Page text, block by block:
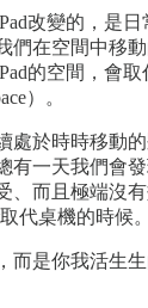
改變的，是
們在空間中移
的空間，會
）。
處於時時移動
有一天我們會
、而且極端沒
代桌機的時候。
而是你我活生生